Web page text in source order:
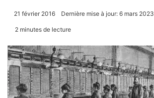
21 février 2016 Dernière mise à jour: 6 mars 2023
2 minutes de lecture